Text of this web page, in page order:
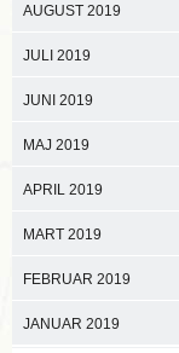
AUGUST 2019
JULI 2019
JUNI 2019
MAJ 2019
APRIL 2019
MART 2019
FEBRUAR 2019
JANUAR 2019